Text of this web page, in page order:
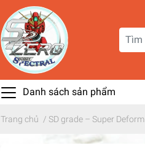
Danh sách sản phẩm
Trang chủ / SD grade – Super Deform